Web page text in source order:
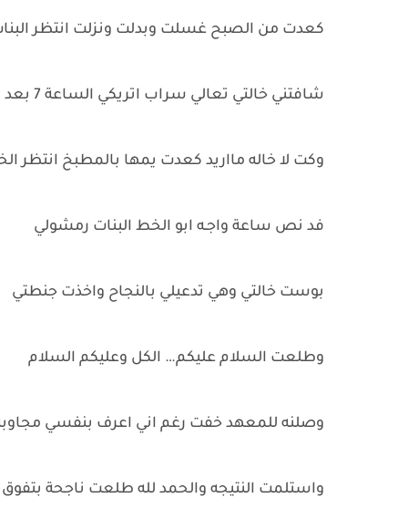
كعدت من الصبح غسلت وبدلت ونزلت انتظر
شافتني خالتي تعالي سراب اتريكي الساعة 7 بعد
وكت لا خاله مااريد كعدت يمها بالمطبخ انتظر
فد نص ساعة واجـه ابو الخط البنات رمشولي
بوست خالتي وهي تدعيلي بالنجاح واخذت جنطتي
وطلعت السلام عليكم… الكل وعليكم السلام
وصلنه للمعهد خفت رغم اني اعرف بنفسي
واستلمت النتيجه والحمد لله طلعت ناجحة بتفوق